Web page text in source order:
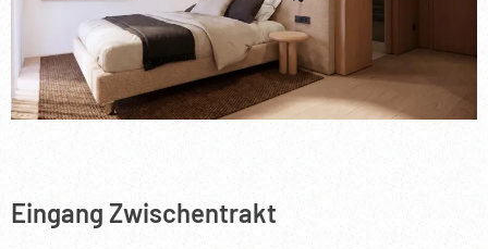
Eingang Zwischentrakt